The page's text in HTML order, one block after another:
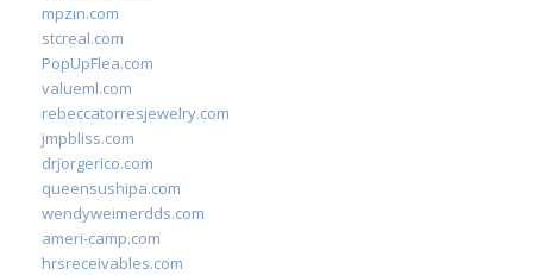
mpzin.com
stcreal.com
PopUpFlea.com
valueml.com
rebeccatorresjewelry.com
jmpbliss.com
drjorgerico.com
queensushipa.com
wendyweimerdds.com
ameri-camp.com
hrsreceivables.com